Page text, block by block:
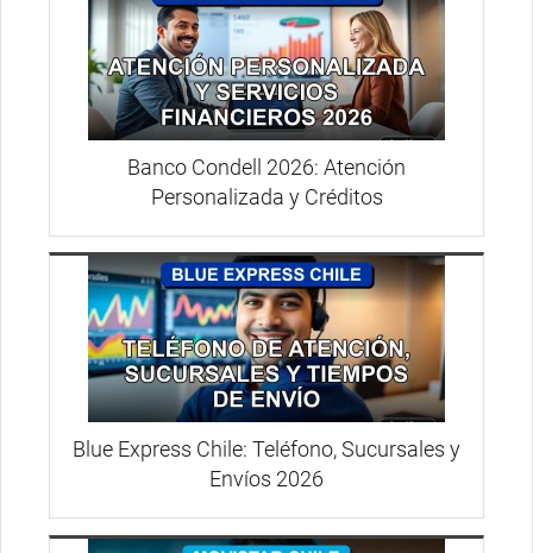
Banco Condell 2026: Atención
Personalizada y Créditos
Blue Express Chile: Teléfono, Sucursales y
Envíos 2026